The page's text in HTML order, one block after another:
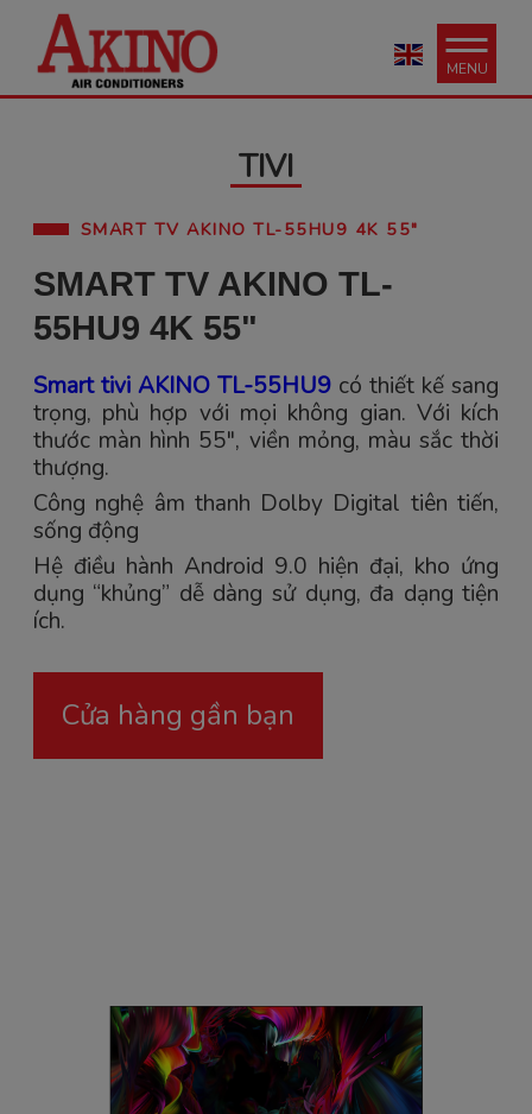
MENU
TIVI
SMART TV AKINO TL-55HU9 4K 55"
SMART TV AKINO TL-
55HU9 4K 55"
Smart tivi AKINO TL-55HU9 có thiết kế sang
trọng, phù hợp với mọi không gian. Với kích
thước màn hình 55", viền mỏng, màu sắc thời
thượng.
Công nghệ âm thanh Dolby Digital tiên tiến,
sống động
Hệ điều hành Android 9.0 hiện đại, kho ứng
dụng “khủng” dễ dàng sử dụng, đa dạng tiện
ích.
Cửa hàng gần bạn